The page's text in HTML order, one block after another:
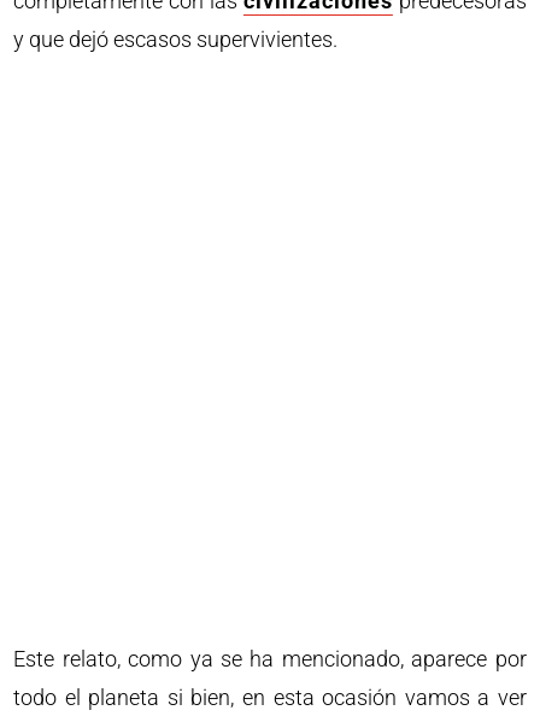
y que dejó escasos supervivientes.
Este relato, como ya se ha mencionado, aparece por
todo el planeta si bien, en esta ocasión vamos a ver